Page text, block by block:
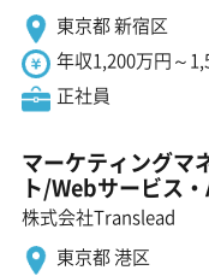
東京都 新宿区
年収1,200万円～
正社員
マーケティングマ
ト/Webサービス
株式会社Translead
東京都 港区